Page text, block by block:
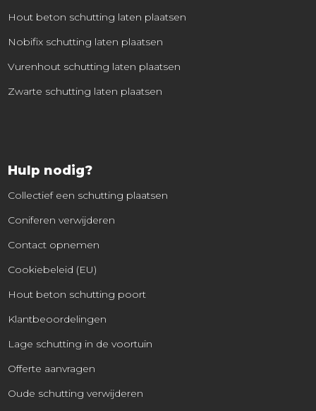
Hout beton schutting laten plaatsen
Nobifix schutting laten plaatsen
Vurenhout schutting laten plaatsen
Zwarte schutting laten plaatsen
Hulp nodig?
Collectief een schutting plaatsen
Coniferen verwijderen
Contact opnemen
Cookiebeleid (EU)
Hout beton schutting poort
Klantbeoordelingen
Lage schutting in de voortuin
Offerte aanvragen
Oude schutting verwijderen